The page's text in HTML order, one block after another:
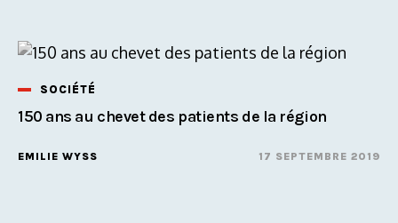
SOCIÉTÉ
150 ans au chevet des patients de la région
EMILIE WYSS 17 SEPTEMBRE 2019